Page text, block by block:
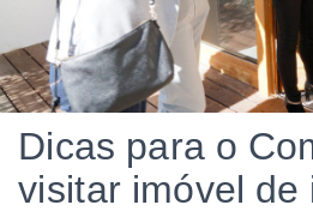
Dicas para o
visitar imóvel de